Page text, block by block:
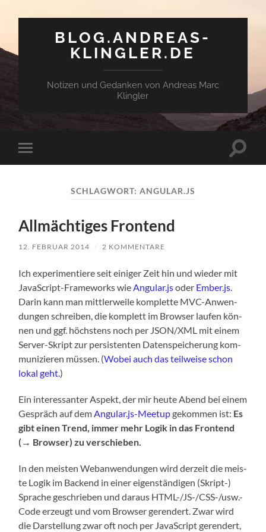
BLOG.ANDREAS-
KLINGLER.DE
Notizen und Gedanken von Andreas Marc
Klingler
Mobile-
Menü
SCHLAGWORT: ANGULAR.JS
All­mäch­ti­ges Frontend
12. FEBRUAR 2014 / 2 KOMMENTARE
Ich expe­ri­men­tie­re seit eini­ger Zeit hin und wie­der mit
Java­Script-Frame­works wieAngular.jsoder Ember.js.
Dar­in kann man mitt­ler­wei­le kom­plet­te MVC-Anwen­
dun­gen schrei­ben, die kom­plett im Brow­ser lau­fen kön­
nen und ggf. höchs­tens noch per JSON/XML mit einem
Ser­ver-Skript zur per­sis­ten­ten Daten­spei­che­rung kom­
mu­ni­zie­ren müs­sen. (Wobei auch das teil­wei­se schon
lokal geht.)
Ein inter­es­san­ter Aspekt, der mir heu­te Abend bei einem
Gespräch auf demAngular.js-Meetupgekom­men ist: Es
gibt einen Trend, immer mehr Logik in das Front­end
(→ Brow­ser) zu verschieben.
In den meis­ten Web­an­wen­dun­gen wird der­zeit die meis­
te Logik im Backend in einer eigen­stän­di­gen (Skript-)
Spra­che geschrie­ben und dar­aus HTML-/JS-/CSS-/usw.-
Code erzeugt und vom Brow­ser ger­en­dert. Zwar wird
die Dar­stel­lung zwar oft noch per Java­Script ger­en­dert,